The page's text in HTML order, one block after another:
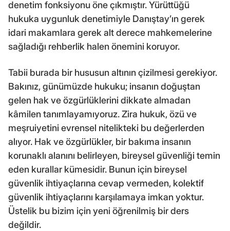
denetim fonksiyonu öne çıkmıştır. Yürüttüğü
hukuka uygunluk denetimiyle Danıştay’ın gerek
idari makamlara gerek alt derece mahkemelerine
sağladığı rehberlik halen önemini koruyor.
Tabii burada bir hususun altının çizilmesi gerekiyor.
Bakınız, günümüzde hukuku; insanın doğuştan
gelen hak ve özgürlüklerini dikkate almadan
kâmilen tanımlayamıyoruz. Zira hukuk, özü ve
meşruiyetini evrensel nitelikteki bu değerlerden
alıyor. Hak ve özgürlükler, bir bakıma insanın
korunaklı alanını belirleyen, bireysel güvenliği temin
eden kurallar kümesidir. Bunun için bireysel
güvenlik ihtiyaçlarına cevap vermeden, kolektif
güvenlik ihtiyaçlarını karşılamaya imkan yoktur.
Üstelik bu bizim için yeni öğrenilmiş bir ders
değildir.